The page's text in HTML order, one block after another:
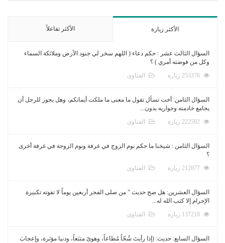
الأكثر زيارة الأكثر تفاعلاً
السؤال الثالث عشر : حكم دعاء ( اللهم سخر لي جنود الأرض وملائكة السماء
وكل من فوضته أمري ) ؟
الفتاوى
السؤال الثامن: أخت تسأل تقول ما معنى ما ملكت أيمانكم، وهل يجوز للرجل أن
يجامع خادمته وجواريه بدون...
الفتاوى
السؤال الثامن : شيخنا ما حكم نوم الزوج في غرفة ونوم الزوجة في غرفة أخرى
؟
الفتاوى
السؤال العشرين: هل صح حديث " من صلى الفجر أربعين يوماً لا تفوته تكبيرة
الإحرام إلا كتب الله له...
الفتاوى
السؤال السابع: حديث: (إذا رأيتَ شُحّاً مُطاعاً، وهوىً متبَعاً، ودنيا مؤثرة، وإعجابَ